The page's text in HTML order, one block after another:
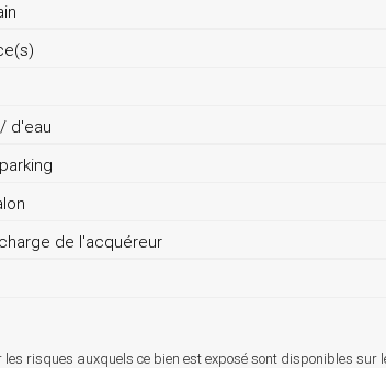
d'eau
de l'acquéreur
risques auxquels ce bien est exposé sont disponibles sur